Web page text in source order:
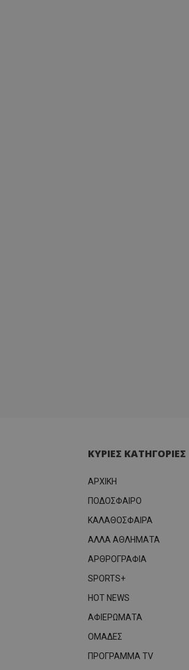
ΚΥΡΙΕΣ ΚΑΤΗΓΟΡΙΕΣ
ΑΡΧΙΚΗ
ΠΟΔΟΣΦΑΙΡΟ
ΚΑΛΑΘΟΣΦΑΙΡΑ
ΑΛΛΑ ΑΘΛΗΜΑΤΑ
ΑΡΘΡΟΓΡΑΦΙΑ
SPORTS+
HOT NEWS
ΑΦΙΕΡΩΜΑΤΑ
ΟΜΑΔΕΣ
ΠΡΟΓΡΑΜΜΑ TV